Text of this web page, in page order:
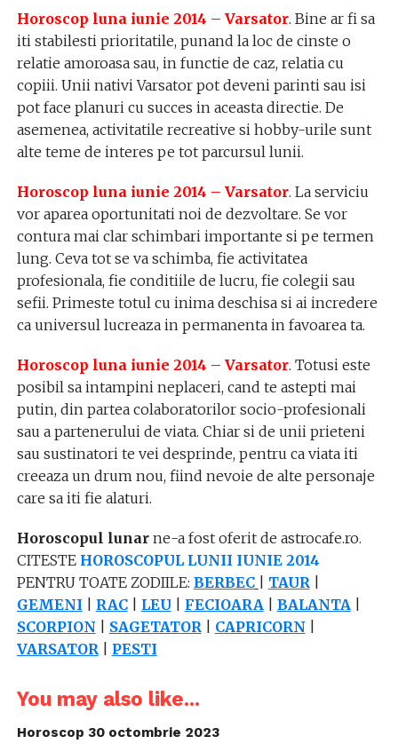
Horoscop luna iunie 2014 – Varsator. Bine ar fi sa
iti stabilesti prioritatile, punand la loc de cinste o
relatie amoroasa sau, in functie de caz, relatia cu
copiii. Unii nativi Varsator pot deveni parinti sau isi
pot face planuri cu succes in aceasta directie. De
asemenea, activitatile recreative si hobby-urile sunt
alte teme de interes pe tot parcursul lunii.
Horoscop luna iunie 2014 – Varsator. La serviciu
vor aparea oportunitati noi de dezvoltare. Se vor
contura mai clar schimbari importante si pe termen
lung. Ceva tot se va schimba, fie activitatea
profesionala, fie conditiile de lucru, fie colegii sau
sefii. Primeste totul cu inima deschisa si ai incredere
ca universul lucreaza in permanenta in favoarea ta.
Horoscop luna iunie 2014 – Varsator. Totusi este
posibil sa intampini neplaceri, cand te astepti mai
putin, din partea colaboratorilor socio-profesionali
sau a partenerului de viata. Chiar si de unii prieteni
sau sustinatori te vei desprinde, pentru ca viata iti
creeaza un drum nou, fiind nevoie de alte personaje
care sa iti fie alaturi.
Horoscopul lunarne-a fost oferit de astrocafe.ro.
CITESTEHOROSCOPUL LUNII IUNIE 2014
PENTRU TOATE ZODIILE: BERBEC TAUR|
GEMENI
RAC| LEU FECIOARA| BALANTA|
SCORPION
SAGETATOR| CAPRICORN
VARSATOR| PESTI
You may also like...
Horoscop 30 octombrie 2023